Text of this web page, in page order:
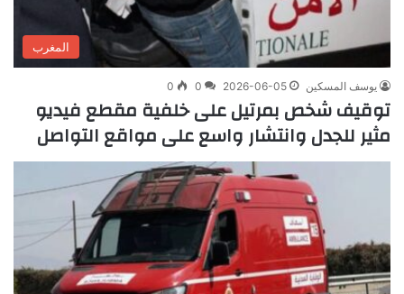
المغرب
يوسف المسكين 2026-06-05
0
0
توقيف شخص بمرتيل على خلفية مقطع فيديو
مثير للجدل وانتشار واسع على مواقع التواصل